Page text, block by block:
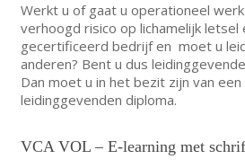
Werkt u of gaat u operationeel
verhoogd risico op lichamelijk letsel
gecertificeerd bedrijf en moet u
anderen? Bent u dus
Dan moet u in het bezit zijn van een
leidinggevenden diploma.
VCA VOL – E-learning met